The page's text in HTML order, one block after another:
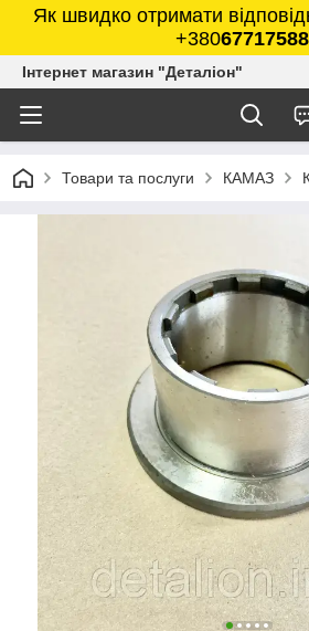
Як швидко отримати
+380
Інтернет магазин "Деталіон"
Товари та послуги КАМАЗ